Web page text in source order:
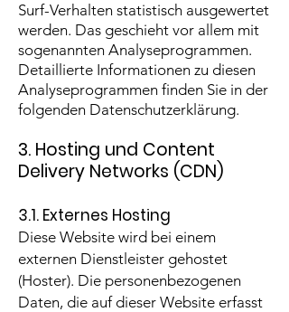
Surf-Verhalten statistisch ausgewertet
werden. Das geschieht vor allem mit
sogenannten Analyseprogrammen.
Detaillierte Informationen zu diesen
Analyseprogrammen finden Sie in der
folgenden Datenschutzerklärung.
3. Hosting und Content
Delivery Networks (CDN)
3.1. Externes Hosting
Diese Website wird bei einem
externen Dienstleister gehostet
(Hoster). Die personenbezogenen
Daten, die auf dieser Website erfasst